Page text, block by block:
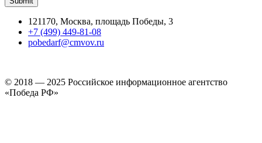
121170, Москва, площадь Победы, 3
+7 (499) 449-81-08
pobedarf@cmvov.ru
© 2018 — 2025 Российское информационное агентство
«Победа РФ»